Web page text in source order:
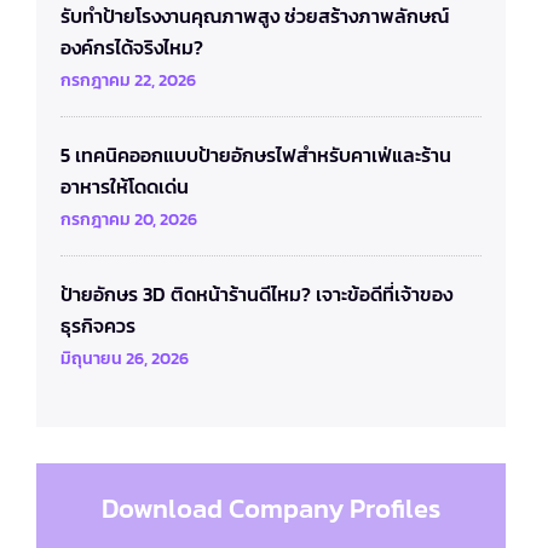
รับทำป้ายโรงงานคุณภาพสูง ช่วยสร้างภาพลักษณ์
องค์กรได้จริงไหม?
กรกฎาคม 22, 2026
5 เทคนิคออกแบบป้ายอักษรไฟสำหรับคาเฟ่และร้าน
อาหารให้โดดเด่น
กรกฎาคม 20, 2026
ป้ายอักษร 3D ติดหน้าร้านดีไหม? เจาะข้อดีที่เจ้าของ
ธุรกิจควร
มิถุนายน 26, 2026
Download Company Profiles